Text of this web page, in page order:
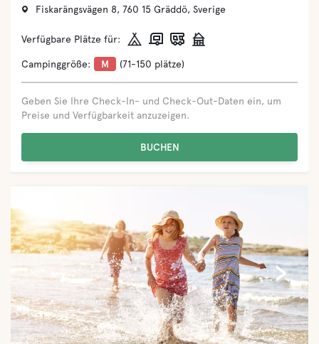
Stora Badviksvägen 10, 439 53 Åsa, Sverige
Verfügbare Plätze für:
Campinggröße: L (151-400 plätze)
Geben Sie Ihre Check-In- und Check-Out-Daten ein, um
Preise und Verfügbarkeit anzuzeigen.
BUCHEN
›
‹